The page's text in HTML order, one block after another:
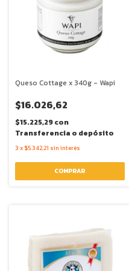
Queso Cottage x 340g - Wapi
$16.026,62
$15.225,29con
Transferencia o depósito
3 x $5.342,21 sin interés